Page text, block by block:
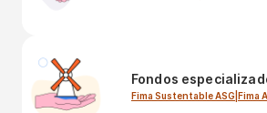
Fondos
Fima Sustentable ASG Fima